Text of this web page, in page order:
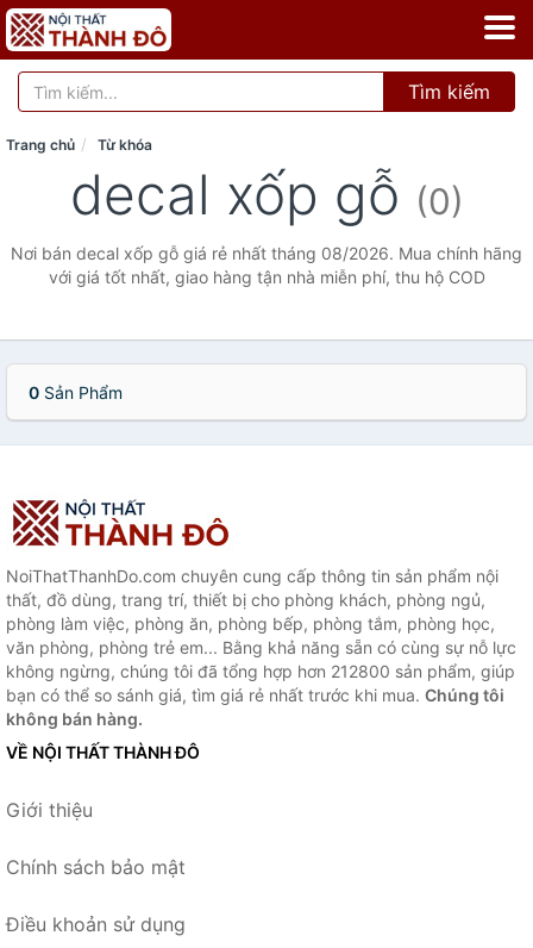
Tìm kiếm
Trang chủ Từ khóa
decal xốp gỗ (0)
Nơi bán decal xốp gỗ giá rẻ nhất tháng 08/2026. Mua chính hãng
với giá tốt nhất, giao hàng tận nhà miễn phí, thu hộ COD
0 Sản Phẩm
NoiThatThanhDo.com chuyên cung cấp thông tin sản phẩm nội
thất, đồ dùng, trang trí, thiết bị cho phòng khách, phòng ngủ,
phòng làm việc, phòng ăn, phòng bếp, phòng tắm, phòng học,
văn phòng, phòng trẻ em... Bằng khả năng sẵn có cùng sự nỗ lực
không ngừng, chúng tôi đã tổng hợp hơn 212800 sản phẩm, giúp
bạn có thể so sánh giá, tìm giá rẻ nhất trước khi mua. Chúng tôi
không bán hàng.
VỀ NỘI THẤT THÀNH ĐÔ
Giới thiệu
Chính sách bảo mật
Điều khoản sử dụng